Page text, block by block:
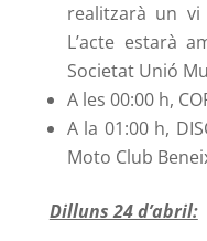
realitzarà un vi
L’acte estarà
Societat Unió
A les 00:00 h,
A la 01:00 h,
Moto Club
Dilluns 24 d’abril: